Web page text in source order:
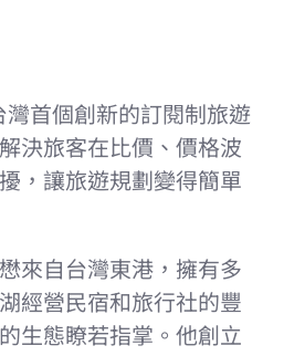
首個創新的訂閱制旅遊
決旅客在比價、價格波
，讓旅遊規劃變得簡單
來自台灣東港，擁有多
經營民宿和旅行社的豐
生態瞭若指掌。他創立